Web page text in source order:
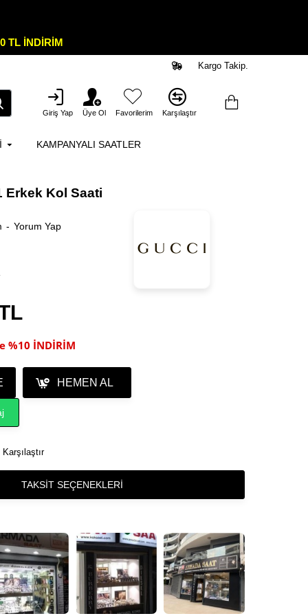
TL İNDİRİM
Kargo Takip.
Giriş Yap Üye Ol Favorilerim Karşılaştır
KAMPANYALI SAATLER
Erkek Kol Saati
- Yorum Yap
%10 İNDİRİM
HEMEN AL
Karşılaştır
TAKSIT SEÇENEKLERI